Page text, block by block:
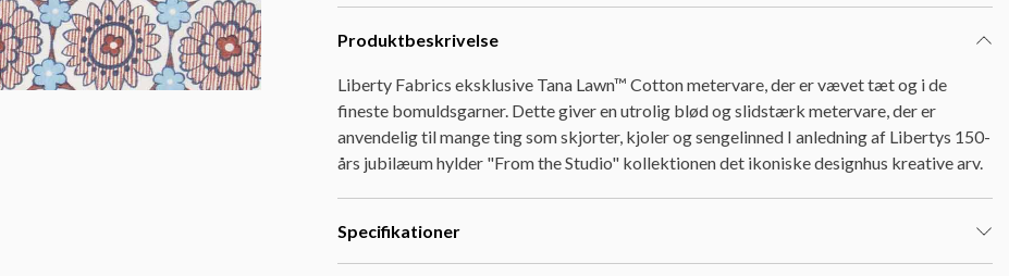
Produktbeskrivelse
Liberty Fabrics eksklusive Tana Lawn™ Cotton metervare, der er vævet tæt og i de
fineste bomuldsgarner. Dette giver en utrolig blød og slidstærk metervare, der er
anvendelig til mange ting som skjorter, kjoler og sengelinned I anledning af Libertys 150-
års jubilæum hylder "From the Studio" kollektionen det ikoniske designhus kreative arv.
Specifikationer